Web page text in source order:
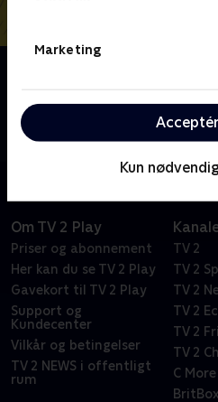
Marketing
Kun
både stærk og modig. Han
tingene på sin helt egen måde.
Om TV 2 Play
Priser og abonnement
Her kan du se TV 2 Play
Gavekort til TV 2 Play
Support og
Kundecenter
Vilkår og betingelser
TV 2 NEWS i offentligt
rum
TV 2
TV 2
TV 2
TV 2
TV 2 Fri
TV 2
C More
BritBox